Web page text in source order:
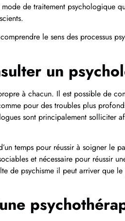
de traitement psychologique
le sens des processus
un
à chacun. Il est possible de
pour des troubles plus
sont principalement solliciter
temps pour réussir à soigner le
et nécessaire pour réussir
de psychisme il peut arriver que